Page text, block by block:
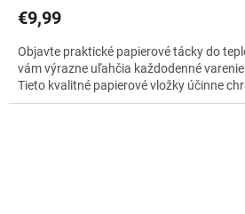
€9,99
Objavte praktické papierové tácky do
vám výrazne uľahčia každodenné
Tieto kvalitné papierové vložky účinne